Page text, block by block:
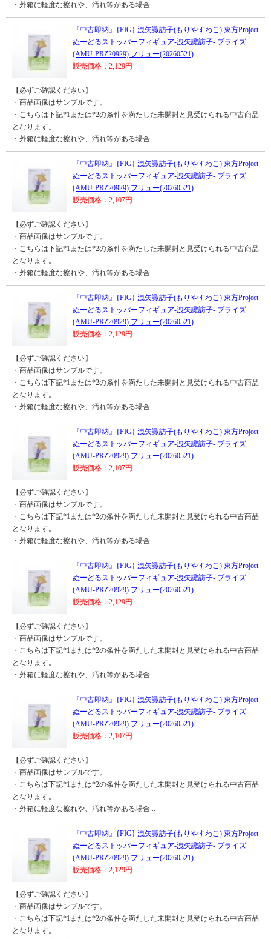
・外箱に軽度な擦れや、汚れ等がある場合...
『中古即納』{FIG} 洩矢諏訪子(もりやすわこ) 東方Project
ぬーどるストッパーフィギュア-洩矢諏訪子- プライズ
(AMU-PRZ20929) フリュー(20260521)
販売価格：2,129円
【必ずご確認ください】
・商品画像はサンプルです。
・こちらは下記*1または*2の条件を満たした未開封と見受けられる中古商品
となります。
・外箱に軽度な擦れや、汚れ等がある場合...
『中古即納』{FIG} 洩矢諏訪子(もりやすわこ) 東方Project
ぬーどるストッパーフィギュア-洩矢諏訪子- プライズ
(AMU-PRZ20929) フリュー(20260521)
販売価格：2,107円
【必ずご確認ください】
・商品画像はサンプルです。
・こちらは下記*1または*2の条件を満たした未開封と見受けられる中古商品
となります。
・外箱に軽度な擦れや、汚れ等がある場合...
『中古即納』{FIG} 洩矢諏訪子(もりやすわこ) 東方Project
ぬーどるストッパーフィギュア-洩矢諏訪子- プライズ
(AMU-PRZ20929) フリュー(20260521)
販売価格：2,129円
【必ずご確認ください】
・商品画像はサンプルです。
・こちらは下記*1または*2の条件を満たした未開封と見受けられる中古商品
となります。
・外箱に軽度な擦れや、汚れ等がある場合...
『中古即納』{FIG} 洩矢諏訪子(もりやすわこ) 東方Project
ぬーどるストッパーフィギュア-洩矢諏訪子- プライズ
(AMU-PRZ20929) フリュー(20260521)
販売価格：2,107円
【必ずご確認ください】
・商品画像はサンプルです。
・こちらは下記*1または*2の条件を満たした未開封と見受けられる中古商品
となります。
・外箱に軽度な擦れや、汚れ等がある場合...
『中古即納』{FIG} 洩矢諏訪子(もりやすわこ) 東方Project
ぬーどるストッパーフィギュア-洩矢諏訪子- プライズ
(AMU-PRZ20929) フリュー(20260521)
販売価格：2,129円
【必ずご確認ください】
・商品画像はサンプルです。
・こちらは下記*1または*2の条件を満たした未開封と見受けられる中古商品
となります。
・外箱に軽度な擦れや、汚れ等がある場合...
『中古即納』{FIG} 洩矢諏訪子(もりやすわこ) 東方Project
ぬーどるストッパーフィギュア-洩矢諏訪子- プライズ
(AMU-PRZ20929) フリュー(20260521)
販売価格：2,107円
【必ずご確認ください】
・商品画像はサンプルです。
・こちらは下記*1または*2の条件を満たした未開封と見受けられる中古商品
となります。
・外箱に軽度な擦れや、汚れ等がある場合...
『中古即納』{FIG} 洩矢諏訪子(もりやすわこ) 東方Project
ぬーどるストッパーフィギュア-洩矢諏訪子- プライズ
(AMU-PRZ20929) フリュー(20260521)
販売価格：2,129円
【必ずご確認ください】
・商品画像はサンプルです。
・こちらは下記*1または*2の条件を満たした未開封と見受けられる中古商品
となります。